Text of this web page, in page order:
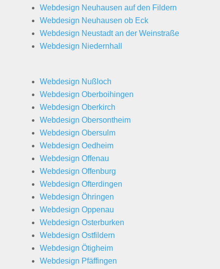
Webdesign Neuhausen auf den Fildern
Webdesign Neuhausen ob Eck
Webdesign Neustadt an der Weinstraße
Webdesign Niedernhall
Webdesign Nußloch
Webdesign Oberboihingen
Webdesign Oberkirch
Webdesign Obersontheim
Webdesign Obersulm
Webdesign Oedheim
Webdesign Offenau
Webdesign Offenburg
Webdesign Ofterdingen
Webdesign Öhringen
Webdesign Oppenau
Webdesign Osterburken
Webdesign Ostfildern
Webdesign Ötigheim
Webdesign Pfäffingen